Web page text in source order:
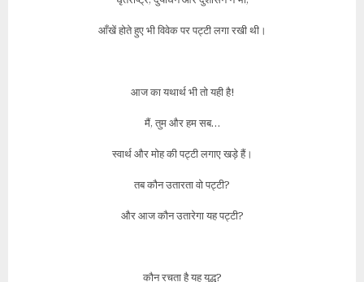
आँखें होते हुए भी विवेक पर पट्टी लगा रखी थी।
आज का यथार्थ भी तो यही है!
मैं, तुम और हम सब…
स्वार्थ और मोह की पट्टी लगाए खड़े हैं।
तब कौन उतारता वो पट्टी?
और आज कौन उतारेगा यह पट्टी?
कौन रचता है यह युद्ध?